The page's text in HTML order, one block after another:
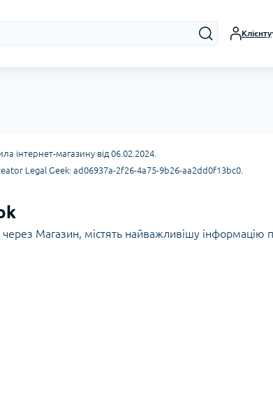
Клієнту
інтернет-магазину від 06.02.2024.
Legal Geek: ad06937a-2f26-4a75-9b26-aa2dd0f13bc0
Магазин, містять найважливішу інформацію